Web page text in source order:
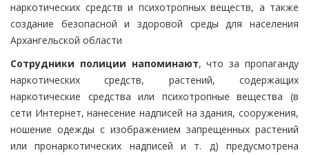
наркотических средств и психотропных веществ, а также
создание безопасной и здоровой среды для населения
Архангельской области
Сотрудники полиции напоминают, что за пропаганду
наркотических средств, растений, содержащих
наркотические средства или психотропные вещества (в
сети Интернет, нанесение надписей на здания, сооружения,
ношение одежды с изображением запрещенных растений
или пронаркотических надписей и т. д) предусмотрена